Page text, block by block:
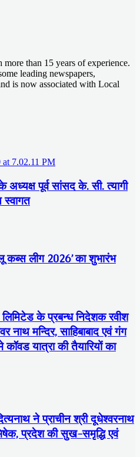
than 15 years of experience.
leading newspapers,
is now associated with Local
अध्यक्ष पूर्व सांसद के. सी. त्यागी
कब्स लीग 2026’ का शुभारंभ
लिमिटेड के प्रबन्ध निदेशक रवीश
नाथ मन्दिर, साहिबाबाद एवं गंग
कॉवड यात्रा की तैयारियों का
ने प्राचीन श्री दूधेश्वरनाथ
प्रदेश की सुख-समृद्धि एवं